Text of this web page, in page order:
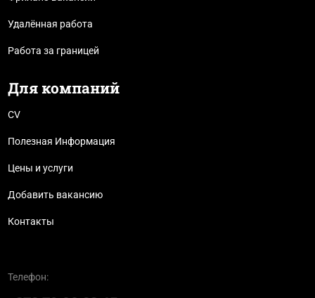
Удалённая работа
Работа за границей
Для компаний
CV
Полезная Информация
Цены и услуги
Добавить вакансию
Контакты
Телефон: